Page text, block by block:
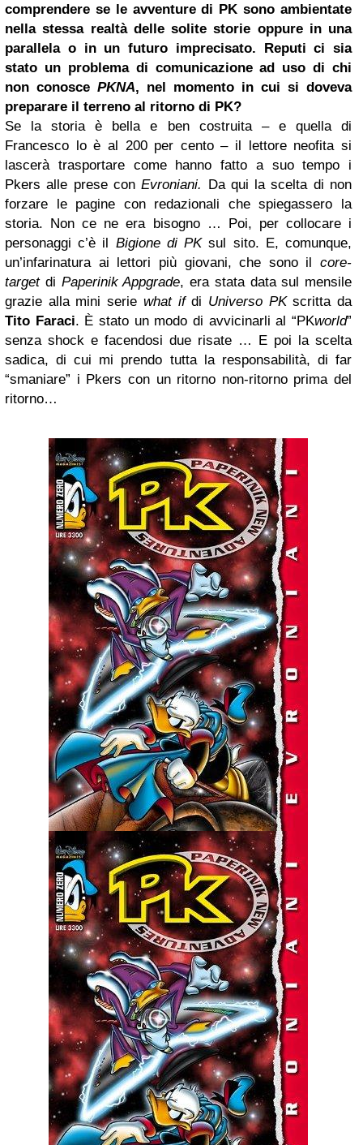
comprendere se le avventure di PK sono ambientate
nella stessa realtà delle solite storie oppure in una
parallela o in un futuro imprecisato. Reputi ci sia
stato un problema di comunicazione ad uso di chi
non conosce PKNA, nel momento in cui si doveva
preparare il terreno al ritorno di PK?
Se la storia è bella e ben costruita – e quella di
Francesco lo è al 200 per cento – il lettore neofita si
lascerà trasportare come hanno fatto a suo tempo i
Pkers alle prese conEvroniani. Da qui la scelta di non
forzare le pagine con redazionali che spiegassero la
storia. Non ce ne era bisogno … Poi, per collocare i
personaggi c’è il Bigione di PKsul sito. E, comunque,
un’infarinatura ai lettori più giovani, che sono il core-
targetdi Paperinik Appgrade, era stata data sul mensile
grazie alla mini serie what ifdi Universo PKscritta da
Tito Faraci. È stato un modo di avvicinarli al “PKworld”
senza shock e facendosi due risate … E poi la scelta
sadica, di cui mi prendo tutta la responsabilità, di far
“smaniare” i Pkers con un ritorno non-ritorno prima del
ritorno…